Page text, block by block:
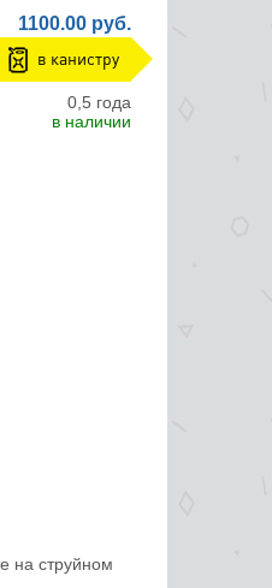
1100.00 руб.
в канистру
0,5 года
в наличии
на струйном